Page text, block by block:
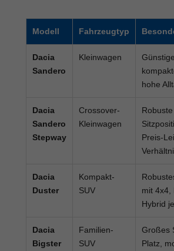
Modell Fahrzeugtyp
Dacia
Sandero
Kleinwagen
hohe
Dacia
Sandero
Stepway
Crossover-
Kleinwagen
Preis-
Dacia
Duster
Kompakt-
SUV
mit 4x4,
Hybrid
Dacia
Bigster
Familien-
SUV
Großes
Platz,